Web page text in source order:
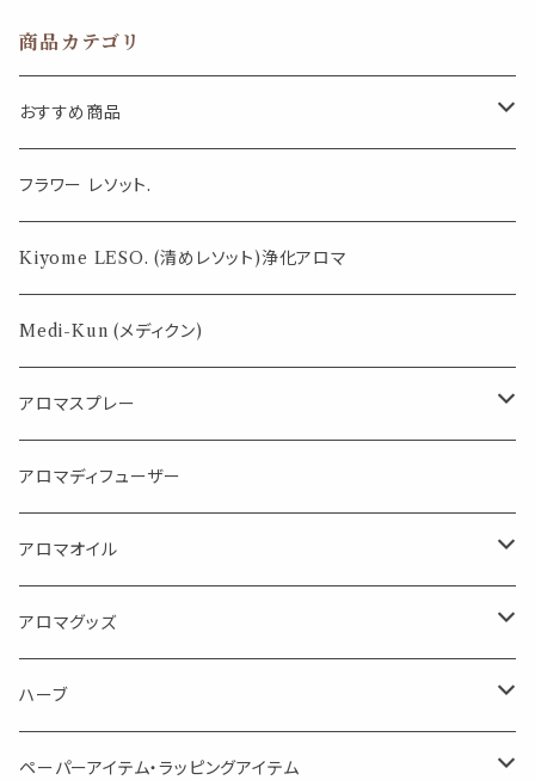
強 古典 文系 オ
フィス ピンク 学
生 デスク
メタル パール 文
玄関 手紙 日記
計算 定規 ビジ
商品カテゴリ
おすすめ商品
気になる虫対策に
薄荷の香りで体感温度-4℃ !? スースーシリーズ
パロサント
フラワー レソット.
Kiyome LESO. (清めレソット)浄化アロマ
Medi-Kun (メディクン)
アロマスプレー
目的で選ぶ
蒸し暑い夏やリフレッシュに
消臭に（用途：空間や衣服）
FLOWER LESO. フラワレソット
Kiyome LESO. キヨメ レソット
体感-4℃ !? 薄荷をブレンドしたアロマスプレー
AroMachi アロマチ 町の香り
アロマディフューザー
アロマオイル
エッセンシャルオイル
シングル
ブレンド
キャリアオイル
アロマグッズ
エッセンシャルオイル
ディフューザー
ハーブ
サシェ・香り袋
ペーパーアイテム・ラッピングアイテム